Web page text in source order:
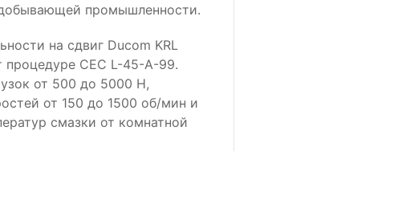
промышленности.
на сдвиг Ducom KRL
процедуре CEC L-45-A-99.
от 500 до 5000 Н,
от 150 до 1500 об/мин и
смазки от комнатной